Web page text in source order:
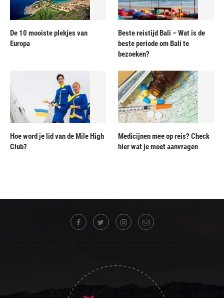
De 10 mooiste plekjes van
Europa
Beste reistijd Bali – Wat is de
beste periode om Bali te
bezoeken?
Hoe word je lid van de Mile High
Club?
Medicijnen mee op reis? Check
hier wat je moet aanvragen